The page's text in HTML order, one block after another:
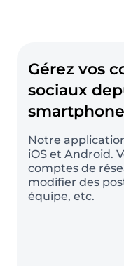
Gérez vos
sociaux
Notre
iOS et Android.
comptes de
modifier des
équipe, etc.